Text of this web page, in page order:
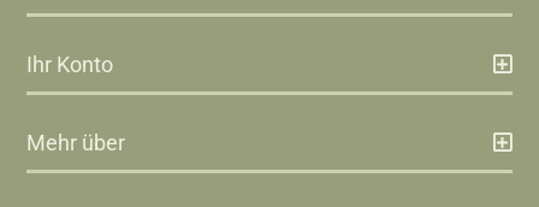
Ihr Konto
Mehr über